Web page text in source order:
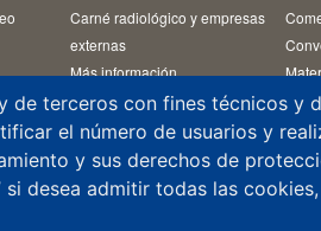
Carné radiológico y empresas
externas
Más información
Rayos X médicos
Transporte
Venta/servicio rayos X médicos
de terceros con fines técnicos y
el número de usuarios y
y sus derechos de
si desea admitir todas las